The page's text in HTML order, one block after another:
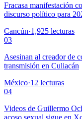
Fracasa manifestación
discurso político para
Cancún·1,925 lecturas
03
Asesinan al creador de
transmisión en Culiacán
México·12 lecturas
04
Videos de Guillermo
acoso sexual sigue en